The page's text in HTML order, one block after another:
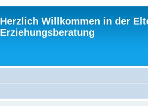
Herzlich Willkommen in der
Erziehungsberatung